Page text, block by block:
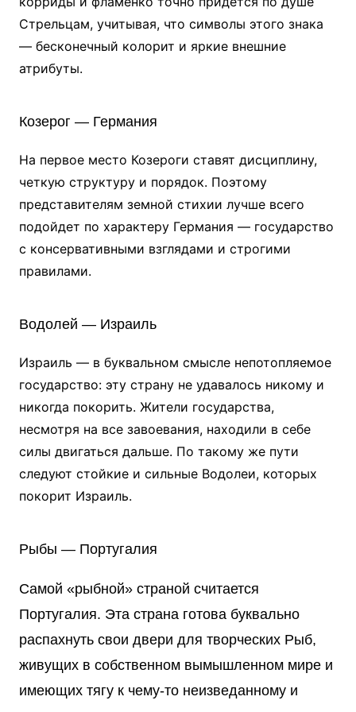
Стрельцам, учитывая, что символы этого знака
— бесконечный колорит и яркие внешние
атрибуты.
Козерог — Германия
На первое место Козероги ставят дисциплину,
четкую структуру и порядок. Поэтому
представителям земной стихии лучше всего
подойдет по характеру Германия — государство
с консервативными взглядами и строгими
правилами.
Водолей — Израиль
Израиль — в буквальном смысле непотопляемое
государство: эту страну не удавалось никому и
никогда покорить. Жители государства,
несмотря на все завоевания, находили в себе
силы двигаться дальше. По такому же пути
следуют стойкие и сильные Водолеи, которых
покорит Израиль.
Рыбы — Португалия
Самой «рыбной» страной считается
Португалия. Эта страна готова буквально
распахнуть свои двери для творческих Рыб,
живущих в собственном вымышленном мире и
имеющих тягу к чему-то неизведанному и